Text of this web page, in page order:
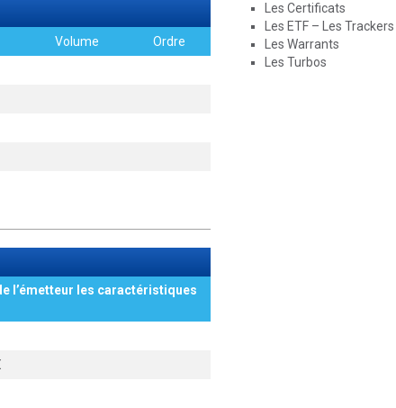
Volume Ordre
l’émetteur les caractéristiques
Les Certificats
Les ETF – Les Trackers
Les Warrants
Les Turbos